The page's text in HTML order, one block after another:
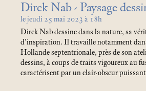
Dirck Nab - Paysage
le jeudi 25 mai 2023 à 18h
Dirck Nab dessine dans la nature, sa
d’inspiration. Il travaille notamment
Hollande septentrionale, près de son
dessins, à coups de traits vigoureux au
caractérisent par un clair-obscur